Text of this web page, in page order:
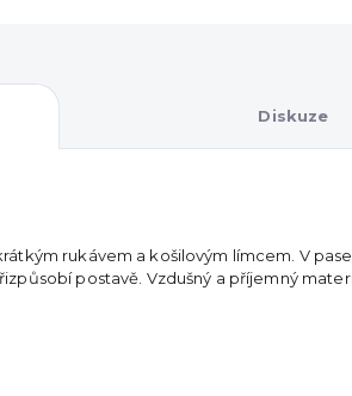
Diskuze
rukávem a košilovým límcem. V
postavě. Vzdušný a příjemný